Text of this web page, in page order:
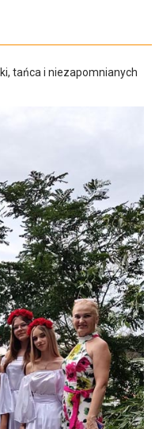
tańca i niezapomnianych